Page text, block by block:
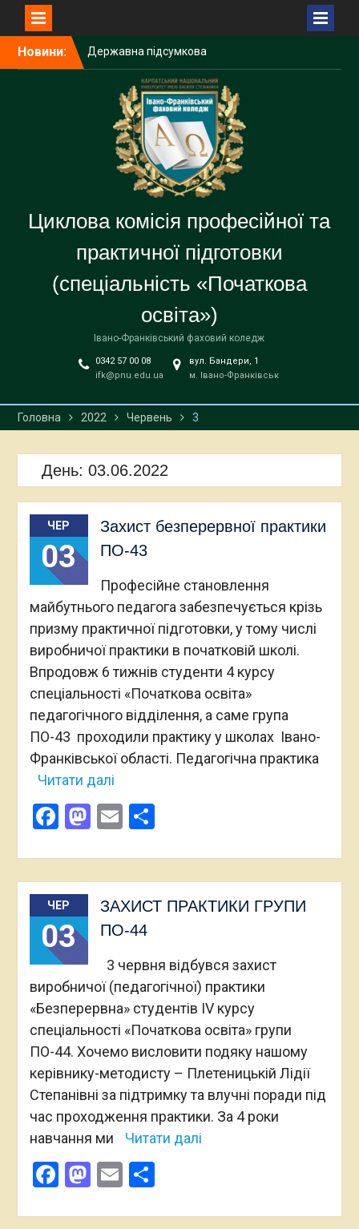
Новини:
Державна підсумкова
атестація — важливий
крок до професійного
становлення
Державна підсумкова
атестація
Засідання циклової комісії
Циклова комісія професійної та
практичної підготовки
(спеціальність «Початкова
освіта»)
Івано-Франківський фаховий коледж
0342 57 00 08
ifk@pnu.edu.ua
вул. Бандери, 1
м. Івано-Франківськ
Головна 2022 Червень 3
День: 03.06.2022
ЧЕР
03
Захист безперервної практики
ПО-43
Професійне становлення
майбутнього педагога забезпечується крізь
призму практичної підготовки, у тому числі
виробничої практики в початковій школі.
Впродовж 6 тижнів студенти 4 курсу
спеціальності «Початкова освіта»
педагогічного відділення, а саме група
ПО-43 проходили практику у школах Івано-
Франківської області. Педагогічна практика
Читати далі
Facebook
Mastodon
EmailПоділитися
ЧЕР
03
ЗАХИСТ ПРАКТИКИ ГРУПИ
ПО-44
3 червня відбувся захист
виробничої (педагогічної) практики
«Безперервна» студентів IV курсу
спеціальності «Початкова освіта» групи
ПО-44. Хочемо висловити подяку нашому
керівнику-методисту – Плетеницькій Лідії
Степанівні за підтримку та влучні поради під
час проходження практики. За 4 роки
навчання ми
Читати далі
Facebook
Mastodon
EmailПоділитися